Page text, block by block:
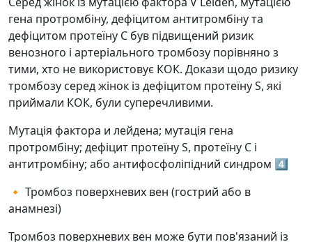
гена протромбіну, дефіцитом антитромбіну та
дефіцитом протеїну С був підвищений ризик
венозного і артеріального тромбозу порівняно з
тими, хто не використовує КОК. Докази щодо ризику
тромбозу серед жінок із дефіцитом протеїну Ѕ, які
приймали КОК, були суперечливими.
Мутація фактора и лейдена; мутація гена
протромбіну; дефіцит протеїну S, протеїну C і
антитромбіну; або антифосфоліпідний синдром 4️⃣
🔸 Тромбоз поверхневих вен (гострий або в
анамнезі)
Тромбоз поверхневих вен може бути пов'язаний із